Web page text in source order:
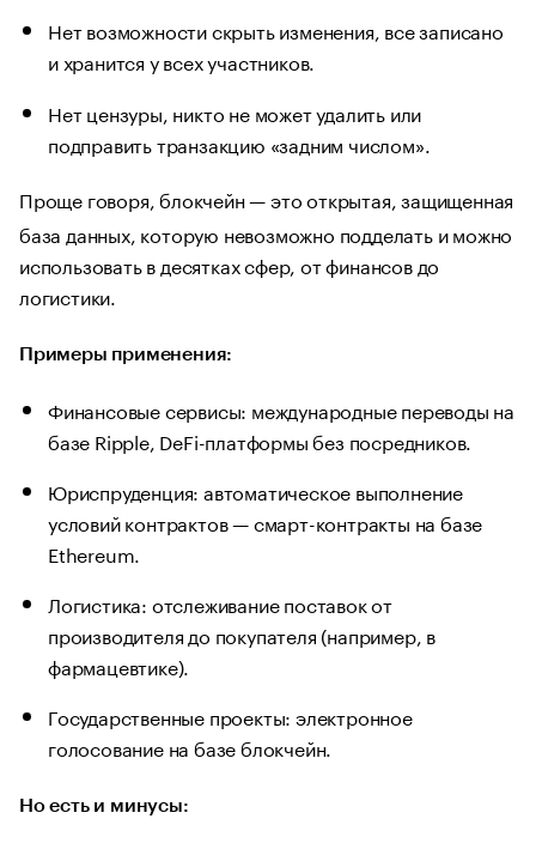
Нет возможности скрыть изменения, все записано
и хранится у всех участников.
Нет цензуры, никто не может удалить или
подправить транзакцию «задним числом».
Проще говоря, блокчейн — этооткрытая, защищенная
база данных, которую невозможно подделать и можно
использовать в десятках сфер, от финансов до
логистики.
Примеры применения:
Финансовые сервисы: международные переводы на
базе Ripple, DeFi-платформы без посредников.
Юриспруденция: автоматическое выполнение
условий контрактов — смарт-контракты на базе
Ethereum.
Логистика: отслеживание поставок от
производителя до покупателя (например, в
фармацевтике).
Государственные проекты: электронное
голосование на базе блокчейн.
Но есть и минусы: